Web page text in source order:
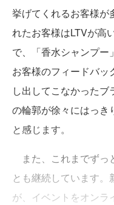
挙げてくれるお客様が
れたお客様はLTVが高
で、「香水シャンプー
お客様のフィードバッ
し出してこなかった
の輪郭が徐々にはっ
と感じます。
また、これまでずっ
とも継続しています
が、イベントをオンラ